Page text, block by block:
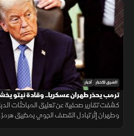
الشرق للأخبار أخبار
ترمب يحذر طهران عسكريا.. وقادة نيتو
كشفت تقارير صحفية عن تعليق المباحثات
وطهران إثر تبادل القصف الجوي بمضيق